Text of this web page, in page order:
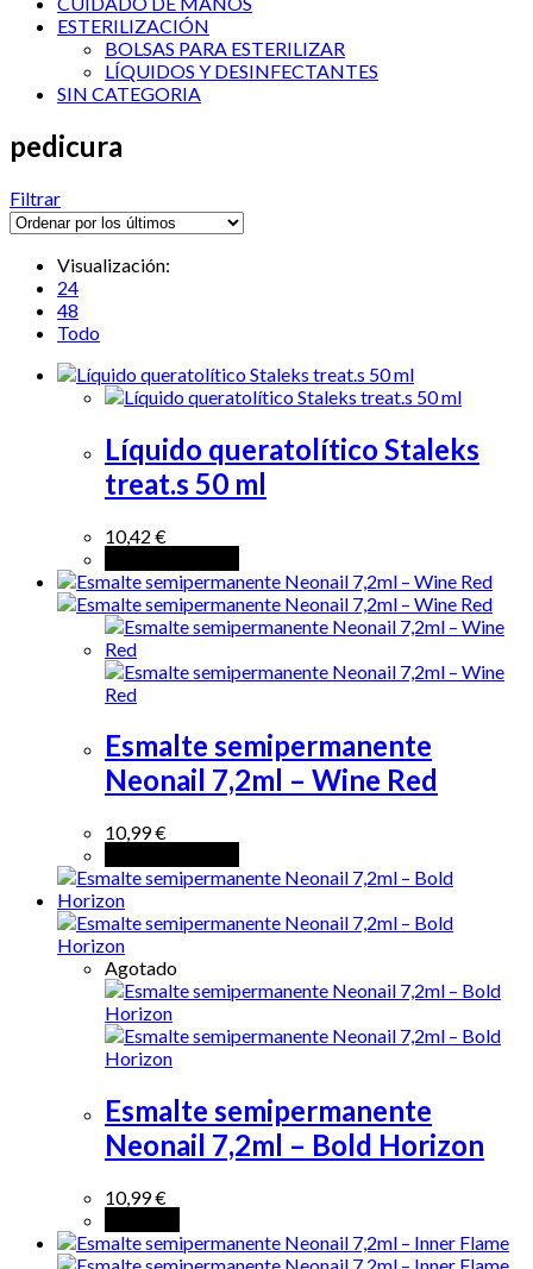
ESTERILIZACIÓN
BOLSAS PARA ESTERILIZAR
LÍQUIDOS Y DESINFECTANTES
SIN CATEGORIA
pedicura
Filtrar
Visualización:
24
48
Todo
Líquido queratolítico Staleks
treat.s 50 ml
10,42 €
Esmalte semipermanente
Neonail 7,2ml – Wine Red
10,99€
Agotado
Esmalte semipermanente
Neonail 7,2ml – Bold Horizon
10,99€